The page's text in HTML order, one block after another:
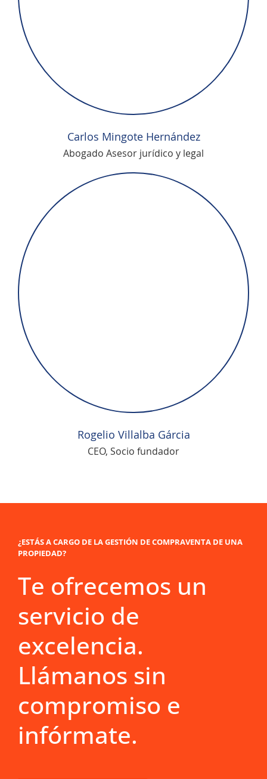
Carlos Mingote Hernández
Abogado Asesor jurídico y legal
Rogelio Villalba Gárcia
CEO, Socio fundador
¿ESTÁS A CARGO DE LA GESTIÓN DE COMPRAVENTA DE UNA
PROPIEDAD?
Te ofrecemos un
servicio de
excelencia.
Llámanos sin
compromiso e
infórmate.